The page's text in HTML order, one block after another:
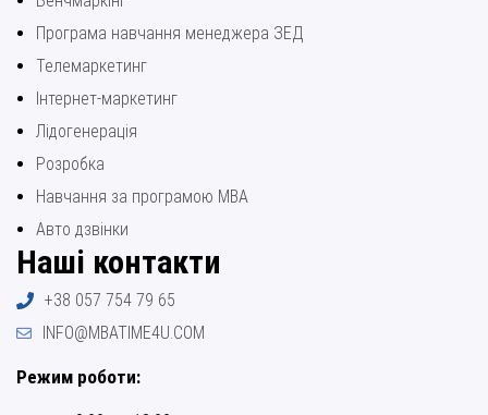
Програма навчання менеджера ЗЕД
Телемаркетинг
Інтернет-маркетинг
Лідогенерація
Розробка
Навчання за програмою МВА
Авто дзвінки
Наші контакти
+38 057 754 79 65
INFO@MBATIME4U.COM
Режим роботи: